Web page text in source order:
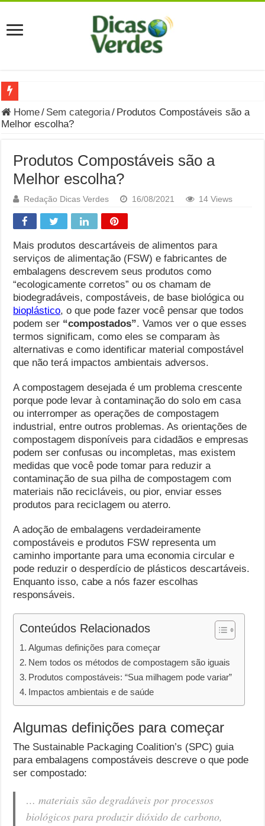
Grávida Pode Comer Pastrami? Saiba Quando o Consumo é
Você sabe o que é uma Economia Circular?
Carta Psicografada de Isabella Nardoni : O que Diz a
Grávida pode comer picles e alimentos em conserva durante
Grávida pode comer Ceviche? Entenda os riscos na gravidez
Carta Psicografada João Hélio: Revelação, Paz e a Lei do
Carta Psicografada de Eduardo Campos
Home/ Sem categoria/ Produtos Compostáveis ​​são a
Melhor escolha?
Produtos Compostáveis ​​são a
Melhor escolha?
Redação Dicas Verdes 16/08/2021 14 Views
Mais produtos descartáveis ​​de alimentos para
serviços de alimentação (FSW) e fabricantes de
embalagens descrevem seus produtos como
“ecologicamente corretos” ou os chamam de
biodegradáveis, compostáveis, de base biológica ou
bioplástico, o que pode fazer você pensar que todos
podem ser “compostados”. Vamos ver o que esses
termos significam, como eles se comparam às
alternativas e como identificar material compostável
que não terá impactos ambientais adversos.
A compostagem desejada é um problema crescente
porque pode levar à contaminação do solo em casa
ou interromper as operações de compostagem
industrial, entre outros problemas. As orientações de
compostagem disponíveis para cidadãos e empresas
podem ser confusas ou incompletas, mas existem
medidas que você pode tomar para reduzir a
contaminação de sua pilha de compostagem com
materiais não recicláveis, ou pior, enviar esses
produtos para reciclagem ou aterro.
A adoção de embalagens verdadeiramente
compostáveis ​​e produtos FSW representa um
caminho importante para uma economia circular e
pode reduzir o desperdício de plásticos descartáveis.
Enquanto isso, cabe a nós fazer escolhas
responsáveis.
Conteúdos Relacionados
Algumas definições para começar
Nem todos os métodos de compostagem são iguais
Produtos compostáveis: “Sua milhagem pode variar”
Impactos ambientais e de saúde
Algumas definições para começar
The Sustainable Packaging Coalition’s (SPC) guia
para embalagens compostáveis descreve o que pode
ser compostado:
… materiais são degradáveis ​​por processos
biológicos para produzir dióxido de carbono,